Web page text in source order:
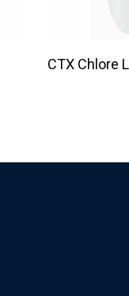
CTX Chlore